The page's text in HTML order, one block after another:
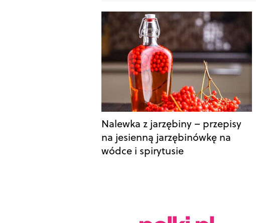
Nalewka z jarzębiny – przepisy
na jesienną jarzębinówkę na
wódce i spirytusie